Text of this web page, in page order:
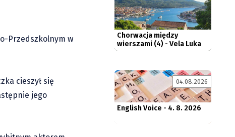
Przedszkolnym w
cieszył się
jego
Chorwacja między
wierszami (4) - Vela Luka
04.08.2026
English Voice - 4. 8. 2026